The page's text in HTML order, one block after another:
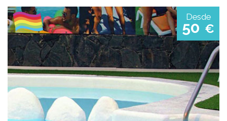
Desde
50 €